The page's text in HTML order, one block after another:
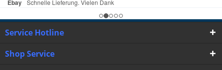
Service Hotline
Shop Service